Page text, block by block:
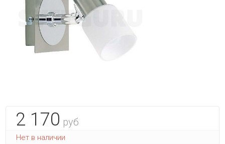
Распродажа
Еще
Мебель
2 170 руб
Нет в наличии